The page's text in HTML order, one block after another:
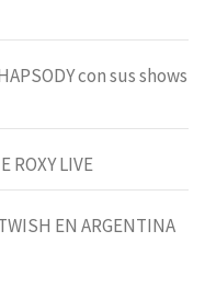
con sus shows
ROXY LIVE
EN ARGENTINA